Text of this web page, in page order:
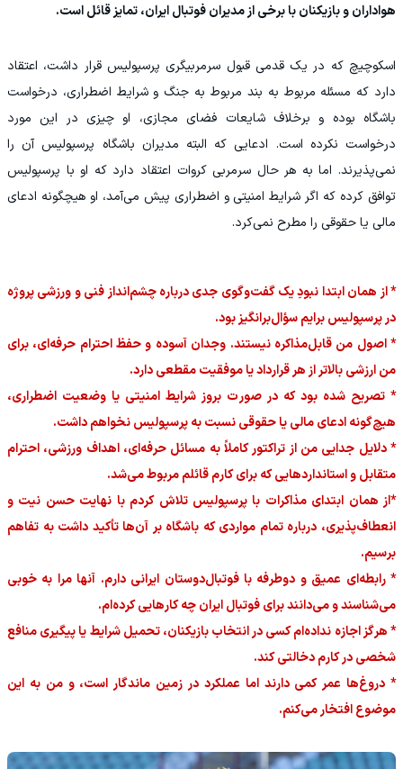
هواداران و بازیکنان با برخی از مدیران فوتبال ایران، تمایز قائل است.
اسکوچیچ که در یک قدمی قبول سرمربیگری پرسپولیس قرار داشت، اعتقاد
دارد که مسئله مربوط به بند مربوط به جنگ و شرایط اضطراری، درخواست
باشگاه بوده و برخلاف شایعات فضای مجازی، او چیزی در این مورد
درخواست نکرده است. ادعایی که البته مدیران باشگاه پرسپولیس آن را
نمی‌پذیرند. اما به هر حال سرمربی کروات اعتقاد دارد که او با پرسپولیس
توافق کرده که اگر شرایط امنیتی و اضطراری پیش می‌آمد، او هیچگونه ادعای
مالی یا حقوقی را مطرح نمی‌کرد.
* از همان ابتدا نبودِ یک گفت‌وگوی جدی درباره چشم‌انداز فنی و ورزشی پروژه
در پرسپولیس برایم سؤال‌برانگیز بود.
* اصول من قابل‌مذاکره نیستند. وجدان آسوده و حفظ احترام حرفه‌ای، برای
من ارزشی بالاتر از هر قرارداد یا موفقیت مقطعی دارد.
* تصریح شده بود که در صورت بروز شرایط امنیتی یا وضعیت اضطراری،
هیچ‌گونه ادعای مالی یا حقوقی نسبت به پرسپولیس نخواهم داشت.
* دلایل جدایی من از تراکتور کاملاً به مسائل حرفه‌ای، اهداف ورزشی، احترام
متقابل و استانداردهایی که برای کارم قائلم مربوط می‌شد.
*از همان ابتدای مذاکرات با پرسپولیس تلاش کردم با نهایت حسن نیت و
انعطاف‌پذیری، درباره تمام مواردی که باشگاه بر آن‌ها تأکید داشت به تفاهم
برسیم.
* رابطه‌ای عمیق و دوطرفه با فوتبال‌دوستان ایرانی دارم. آنها مرا به خوبی
می‌شناسند و می‌دانند برای فوتبال ایران چه کارهایی کرده‌ام.
* هرگز اجازه نداده‌ام کسی در انتخاب بازیکنان، تحمیل شرایط یا پیگیری منافع
شخصی در کارم دخالتی کند.
* دروغ‌ها عمر کمی دارند اما عملکرد در زمین ماندگار است، و من به این
موضوع افتخار می‌کنم.